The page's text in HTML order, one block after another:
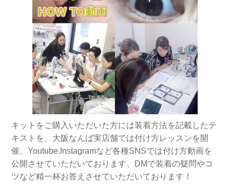
キットをご購入いただいた方には装着方法を記載したテ
キストを、大阪なんば実店舗では付け方レッスンを開
催、Youtube,Instagramなど各種SNSでは付け方動画を
公開させていただいております、DMで装着の疑問やコ
ツなど精一杯お答えさせていただいております！